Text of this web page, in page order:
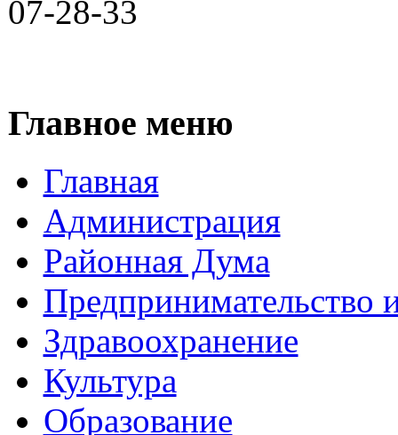
Главное меню
Главная
Администрация
Районная Дума
Предпринимательство
Здравоохранение
Культура
Образование